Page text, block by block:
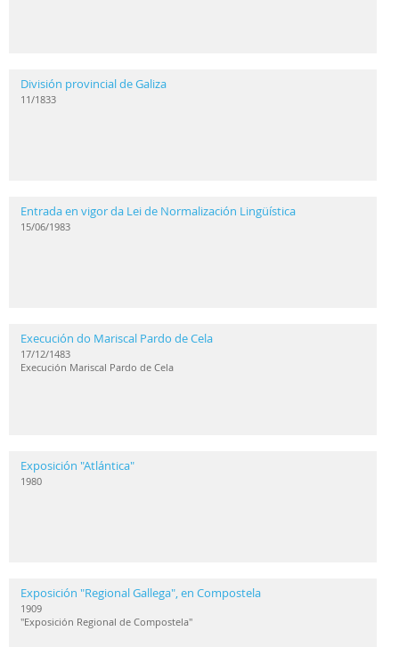
División provincial de Galiza
11/1833
Entrada en vigor da Lei de Normalización Lingüística
15/06/1983
Execución do Mariscal Pardo de Cela
17/12/1483
Execución Mariscal Pardo de Cela
Exposición "Atlántica"
1980
Exposición "Regional Gallega", en Compostela
1909
"Exposición Regional de Compostela"